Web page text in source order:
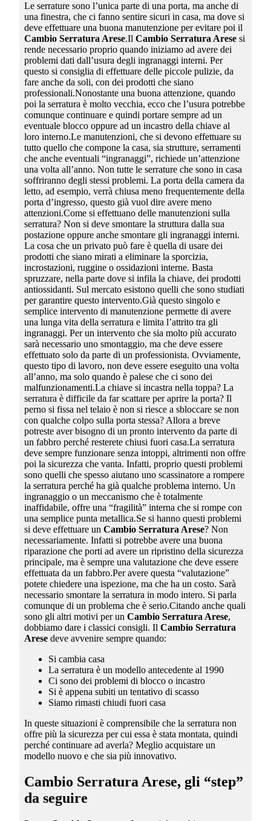
Le serrature sono l’unica parte di una porta, ma anche di
una finestra, che ci fanno sentire sicuri in casa, ma dove si
deve effettuare una buona manutenzione per evitare poi il
Cambio Serratura Arese.Il Cambio Serratura Aresesi
rende necessario proprio quando iniziamo ad avere dei
problemi dati dall’usura degli ingranaggi interni. Per
questo si consiglia di effettuare delle piccole pulizie, da
fare anche da soli, con dei prodotti che siano
professionali.Nonostante una buona attenzione, quando
poi la serratura è molto vecchia, ecco che l’usura potrebbe
comunque continuare e quindi portare sempre ad un
eventuale blocco oppure ad un incastro della chiave al
loro interno.Le manutenzioni, che si devono effettuare su
tutto quello che compone la casa, sia strutture, serramenti
che anche eventuali “ingranaggi”, richiede un’attenzione
una volta all’anno. Non tutte le serrature che sono in casa
soffriranno degli stessi problemi. La porta della camera da
letto, ad esempio, verrà chiusa meno frequentemente della
porta d’ingresso, questo già vuol dire avere meno
attenzioni.Come si effettuano delle manutenzioni sulla
serratura? Non si deve smontare la struttura dalla sua
postazione oppure anche smontare gli ingranaggi interni.
La cosa che un privato può fare è quella di usare dei
prodotti che siano mirati a eliminare la sporcizia,
incrostazioni, ruggine o ossidazioni interne. Basta
spruzzare, nella parte dove si infila la chiave, dei prodotti
antiossidanti. Sul mercato esistono quelli che sono studiati
per garantire questo intervento.Già questo singolo e
semplice intervento di manutenzione permette di avere
una lunga vita della serratura e limita l’attrito tra gli
ingranaggi. Per un intervento che sia molto più accurato
sarà necessario uno smontaggio, ma che deve essere
effettuato solo da parte di un professionista. Ovviamente,
questo tipo di lavoro, non deve essere eseguito una volta
all’anno, ma solo quando è palese che ci sono dei
malfunzionamenti.La chiave si incastra nella toppa? La
serratura è difficile da far scattare per aprire la porta? Il
perno si fissa nel telaio è non si riesce a sbloccare se non
con qualche colpo sulla porta stessa? Allora a breve
potreste aver bisogno di un pronto intervento da parte di
un fabbro perché resterete chiusi fuori casa.La serratura
deve sempre funzionare senza intoppi, altrimenti non offre
poi la sicurezza che vanta. Infatti, proprio questi problemi
sono quelli che spesso aiutano uno scassinatore a rompere
la serratura perché ha già qualche problema interno. Un
ingranaggio o un meccanismo che è totalmente
inaffidabile, offre una “fragilità” interna che si rompe con
una semplice punta metallica.Se si hanno questi problemi
si deve effettuare un Cambio Serratura Arese? Non
necessariamente. Infatti si potrebbe avere una buona
riparazione che porti ad avere un ripristino della sicurezza
principale, ma è sempre una valutazione che deve essere
effettuata da un fabbro.Per avere questa “valutazione”
potete chiedere una ispezione, ma che ha un costo. Sarà
necessario smontare la serratura in modo intero. Si parla
comunque di un problema che è serio.Citando anche quali
sono gli altri motivi per un Cambio Serratura Arese,
dobbiamo dare i classici consigli. Il Cambio Serratura
Aresedeve avvenire sempre quando:
Si cambia casa
La serratura è un modello antecedente al 1990
Ci sono dei problemi di blocco o incastro
Si è appena subiti un tentativo di scasso
Siamo rimasti chiudi fuori casa
In queste situazioni è comprensibile che la serratura non
offre più la sicurezza per cui essa è stata montata, quindi
perché continuare ad averla? Meglio acquistare un
modello nuovo e che sia più innovativo.
Cambio Serratura Arese, gli “step”
da seguire